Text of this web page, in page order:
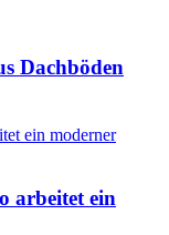
Dachböden
arbeitet ein